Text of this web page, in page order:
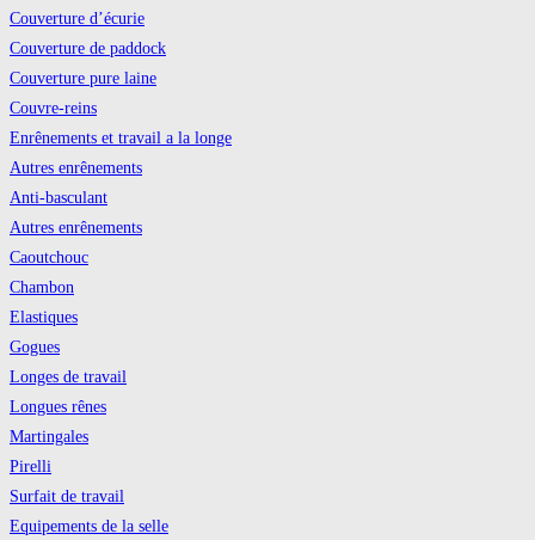
Couverture d’écurie
Couverture de paddock
Couverture pure laine
Couvre-reins
Enrênements et travail a la longe
Autres enrênements
Anti-basculant
Autres enrênements
Caoutchouc
Chambon
Elastiques
Gogues
Longes de travail
Longues rênes
Martingales
Pirelli
Surfait de travail
Equipements de la selle